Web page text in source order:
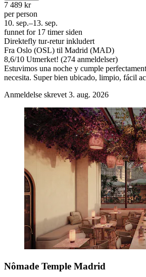
7 489 kr
per person
10. sep.–13. sep.
funnet for 17 timer siden
Direktefly tur-retur inkludert
Fra Oslo (OSL) til Madrid (MAD)
8,6/10 Utmerket! (274 anmeldelser)
Estuvimos una noche y cumple
necesita. Super bien ubicado, limpio, fácil
Anmeldelse skrevet 3. aug. 2026
Nômade Temple Madrid